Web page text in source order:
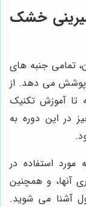
خشک
تمامی جنبه های
می دهد. از
تا آموزش تکنیک
در این دوره به
مورد استفاده در
آنها، و همچنین
آشنا می شوید.